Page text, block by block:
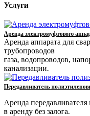
Услуги
Аренда электромуфтового
Аренда аппарата для
трубопроводов
газа, водопроводов,
канализации.
Передавливатель
Аренда
в аренду без залога.